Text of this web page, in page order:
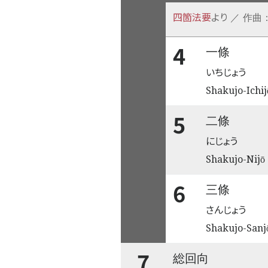
四箇法要より ／ 作曲：
4
一條
いちじょう
Shakujo-
5
二條
にじょう
Shakujo-Nijō
6
三條
さんじょう
Shakujo-
7
総回向